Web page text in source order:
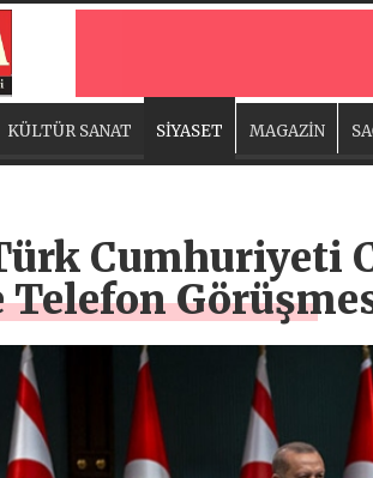
KÜLTÜR SANAT SİYASET MAGAZİN
Cumhuriyeti